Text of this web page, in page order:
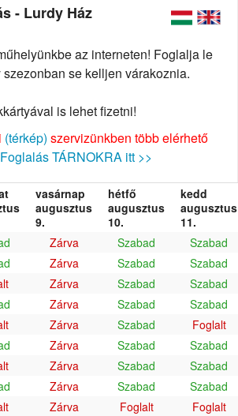
- Lurdy Ház
az interneten! Foglalja le
se kelljen várakoznia.
is lehet fizetni!
(térkép) szervizünkben több elérhető
Foglalás TÁRNOKRA itt >>
vasárnap
augusztus
9.
hétfő
augusztus
10.
kedd
augusztus
11.
Zárva Szabad
Szabad
Zárva Szabad
Szabad
Zárva Szabad
Szabad
Zárva Szabad
Szabad
Zárva Szabad
Foglalt
Zárva Szabad
Szabad
Zárva Szabad
Szabad
Zárva Szabad
Szabad
Zárva Foglalt
Foglalt